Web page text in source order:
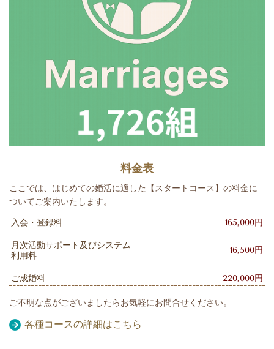
料金表
ここでは、はじめての婚活に適した 【スタートコース】 の料金に
ついてご案内いたします。
入会・登録料 165,000円
月次活動サポート及びシステム
利用料
16,500円
ご成婚料 220,000円
ご不明な点がございましたらお気軽にお問合せください。
各種コースの詳細はこち ら